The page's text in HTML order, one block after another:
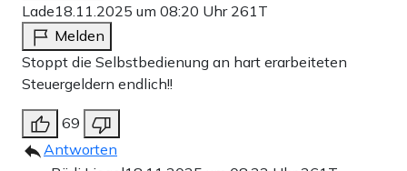
Lade18.11.2025 um 08:20 Uhr 261T
Melden
Stoppt die Selbstbedienung an hart erarbeiteten
Steuergeldern endlich!!
69
Antworten